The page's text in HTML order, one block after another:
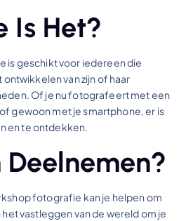
Is Het?
is geschikt voor iedereen die
van zijn of haar
Of je nu fotografeert met een
gewoon met je smartphone, er is
en te ontdekken.
fotografie kan je helpen om
vastleggen van de wereld om je